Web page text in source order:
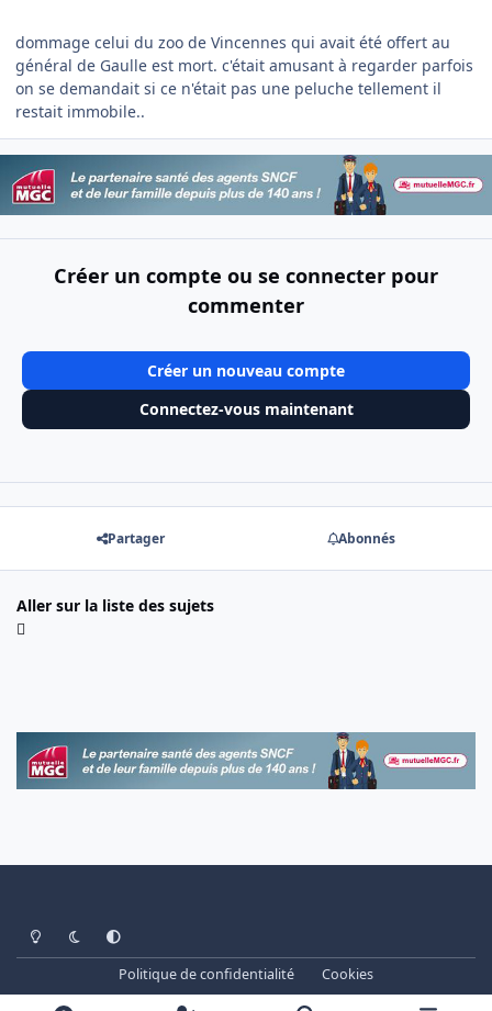
dommage celui du zoo de Vincennes qui avait été offert au
général de Gaulle est mort. c'était amusant à regarder parfois
on se demandait si ce n'était pas une peluche tellement il
restait immobile..
Créer un compte ou se connecter pour
commenter
Créer un nouveau compte
Connectez-vous maintenant
Partager Abonnés
Aller sur la liste des sujets
Light ModeDark ModeSystem Preference
Politique de confidentialité
Cookies
www.cheminots.net - Forum Libre depuis 2003